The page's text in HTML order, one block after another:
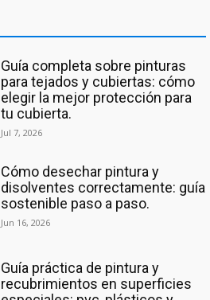
Guía completa sobre pinturas
para tejados y cubiertas: cómo
elegir la mejor protección para
tu cubierta.
Jul 7, 2026
Cómo desechar pintura y
disolventes correctamente: guía
sostenible paso a paso.
Jun 16, 2026
Guía práctica de pintura y
recubrimientos en superficies